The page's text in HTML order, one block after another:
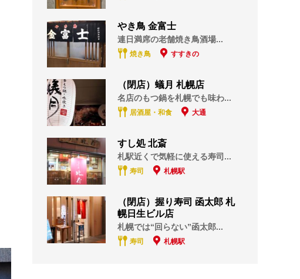
やき鳥 金富士
連日満席の老舗焼き鳥酒場...
焼き鳥 すすきの
（閉店）蟻月 札幌店
名店のもつ鍋を札幌でも味わ...
居酒屋・和食 大通
すし処 北斎
札駅近くで気軽に使える寿司...
寿司 札幌駅
（閉店）握り寿司 函太郎 札
幌日生ビル店
札幌では“回らない”函太郎...
寿司 札幌駅